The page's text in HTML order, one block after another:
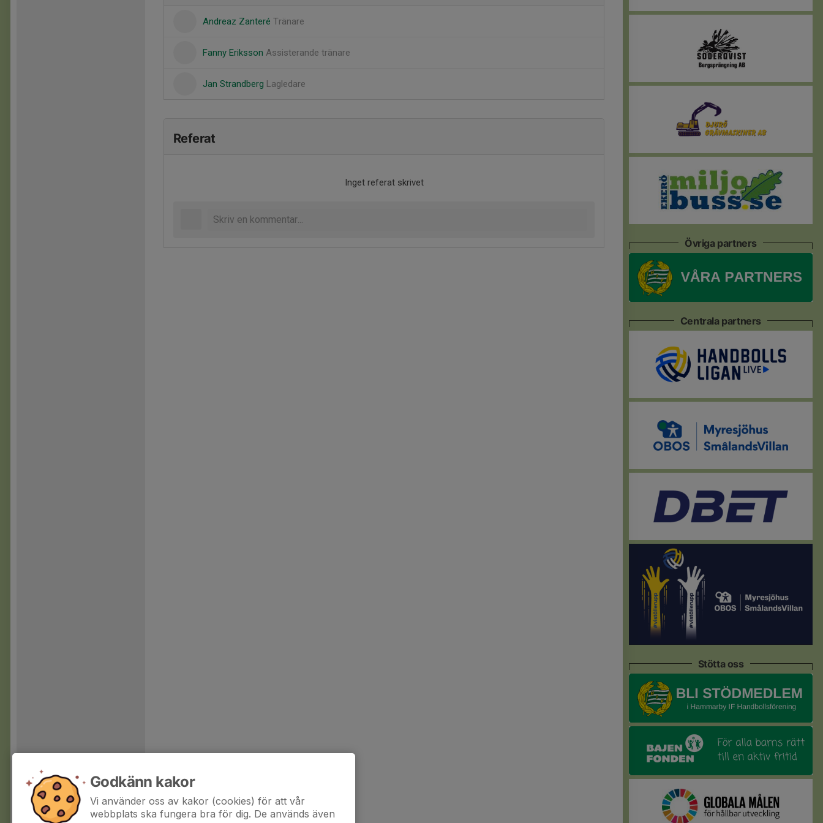
Andreaz Zanteré Tränare
Fanny Eriksson Assisterande tränare
Jan Strandberg Lagledare
Referat
Inget referat skrivet
Övriga partners
Centrala partners
Stötta oss
Godkänn kakor
Vi använder oss av kakor (cookies) för att vår
webbplats ska fungera bra för dig. De används även